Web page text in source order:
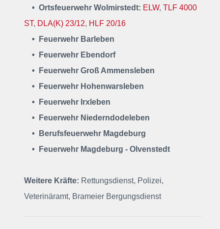
• Ortsfeuerwehr Wolmirstedt: ELW, TLF 4000
ST, DLA(K) 23/12, HLF 20/16
• Feuerwehr Barleben
• Feuerwehr Ebendorf
• Feuerwehr Groß Ammensleben
• Feuerwehr Hohenwarsleben
• Feuerwehr Irxleben
• Feuerwehr Niederndodeleben
• Berufsfeuerwehr Magdeburg
• Feuerwehr Magdeburg - Olvenstedt
Weitere Kräfte: Rettungsdienst, Polizei,
Veterinäramt, Brameier Bergungsdienst